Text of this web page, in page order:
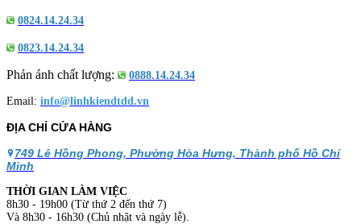
0824.14.24.34
0823.14.24.34
Phản ánh chất lượng: 0888.14.24.34
Email: info@linhkiendtdd.vn
ĐỊA CHỈ CỬA HÀNG
749 Lê Hồng Phong, Phường Hòa Hưng, Thành phố Hồ Chí
Minh
THỜI GIAN LÀM VIỆC
8h30 - 19h00 (Từ thứ 2 đến thứ 7)
Và 8h30 - 16h30 (Chủ nhật và ngày lễ).